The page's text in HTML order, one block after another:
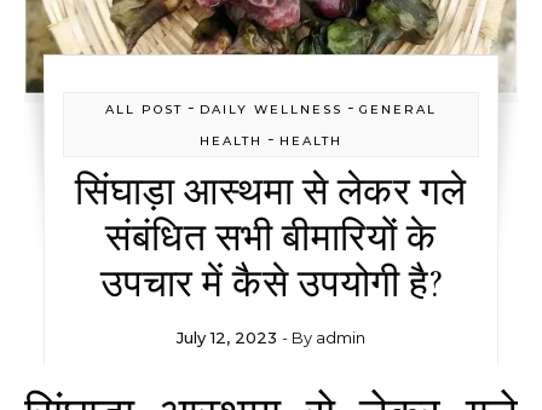
ALL POST - DAILY WELLNESS - GENERAL
HEALTH
- HEALTH
सिंघाड़ा आस्थमा से लेकर गले
संबंधित सभी बीमारियों के
उपचार में कैसे उपयोगी है?
July 12, 2023 - By admin